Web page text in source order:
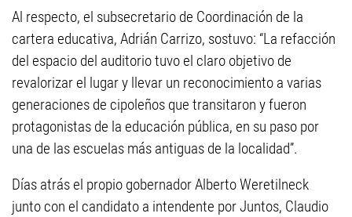
Al respecto, el subsecretario de Coordinación de la
cartera educativa, Adrián Carrizo, sostuvo: “La refacción
del espacio del auditorio tuvo el claro objetivo de
revalorizar el lugar y llevar un reconocimiento a varias
generaciones de cipoleños que transitaron y fueron
protagonistas de la educación pública, en su paso por
una de las escuelas más antiguas de la localidad”.
Días atrás el propio gobernador Alberto Weretilneck
junto con el candidato a intendente por Juntos, Claudio